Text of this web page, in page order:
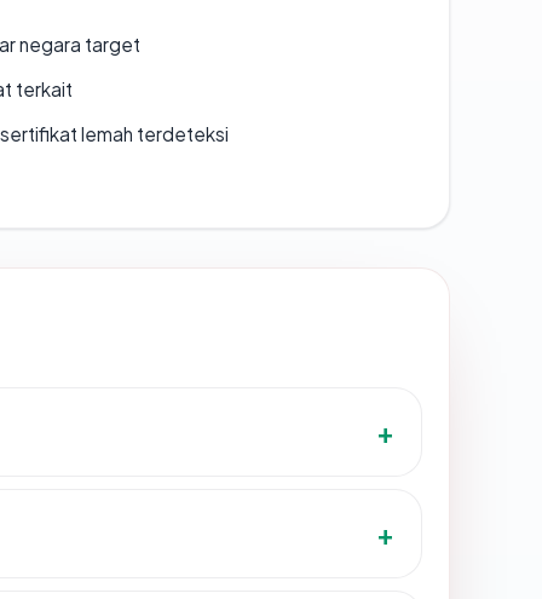
negara target
terkait
lemah terdeteksi